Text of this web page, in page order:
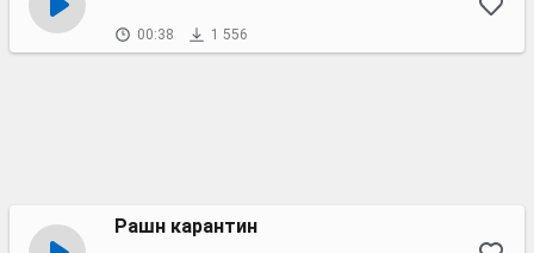
00:38 1 556
Рашн карантин